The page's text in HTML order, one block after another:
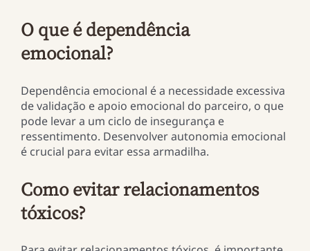
O que é dependência
emocional?
Dependência emocional é a necessidade excessiva
de validação e apoio emocional do parceiro, o que
pode levar a um ciclo de insegurança e
ressentimento. Desenvolver autonomia emocional
é crucial para evitar essa armadilha.
Como evitar relacionamentos
tóxicos?